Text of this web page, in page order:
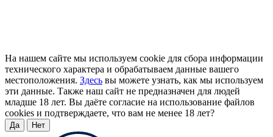
На нашем сайте мы используем cookie для сбора информации
технического характера и обрабатываем данные вашего
местоположения. Здесь вы можете узнать, как мы используем
эти данные. Также наш сайт не предназначен для людей
младше 18 лет. Вы даёте согласие на использование файлов
cookies и подтверждаете, что вам не менее 18 лет?
Да Нет